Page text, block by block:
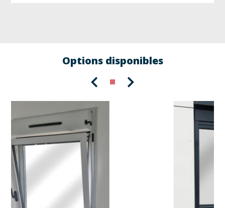
Options disponibles